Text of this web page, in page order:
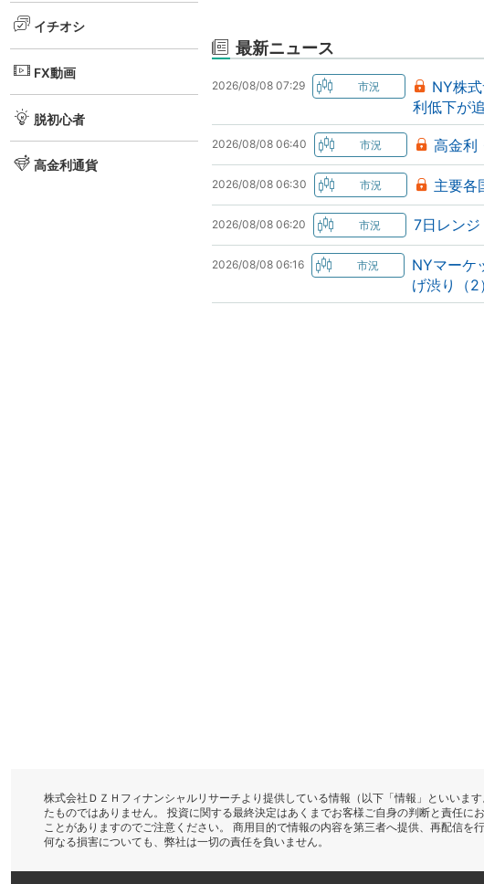
イチオシ
FX動画
脱初心者
高金利通貨
最新ニュース
2026/08/08 07:29
NY株
利低下が
2026/08/08 06:40 高金利
2026/08/08 06:30 主要各
2026/08/08 06:20 7日レン
2026/08/08 06:16
NYマーケ
げ渋り（2）
株式会社ＤＺＨフィナンシャルリサーチより提供している情報（以下「情報」といいま
たものではありません。 投資に関する最終決定はあくまでお客様ご自身の判断と責任
ことがありますのでご注意ください。 商用目的で情報の内容を第三者へ提供、再配信
何なる損害についても、弊社は一切の責任を負いません。